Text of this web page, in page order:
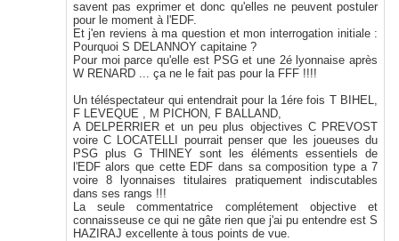
savent pas exprimer et donc qu'elles ne peuvent postuler
pour le moment à l'EDF.
Et j'en reviens à ma question et mon interrogation initiale :
Pourquoi S DELANNOY capitaine ?
Pour moi parce qu'elle est PSG et une 2é lyonnaise après
W RENARD ... ça ne le fait pas pour la FFF !!!!
Un téléspectateur qui entendrait pour la 1ére fois T BIHEL,
F LEVEQUE , M PICHON, F BALLAND,
A DELPERRIER et un peu plus objectives C PREVOST
voire C LOCATELLI pourrait penser que les joueuses du
PSG plus G THINEY sont les éléments essentiels de
l'EDF alors que cette EDF dans sa composition type a 7
voire 8 lyonnaises titulaires pratiquement indiscutables
dans ses rangs !!!
La seule commentatrice complétement objective et
connaisseuse ce qui ne gâte rien que j'ai pu entendre est S
HAZIRAJ excellente à tous points de vue.